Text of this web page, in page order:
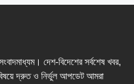
দেশ-বিদেশের সর্বশেষ খবর,
দ্রুত ও নির্ভুল আপডেট আমরা